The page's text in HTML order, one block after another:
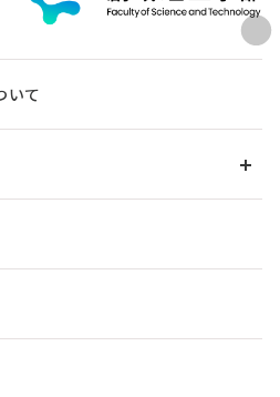
いて